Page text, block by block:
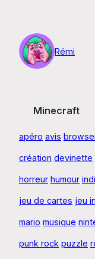
contenu
Rémi
Minecraft
apéro avis
création devinette
horreur humour
jeu de cartes jeu
mario musique
punk rock puzzle